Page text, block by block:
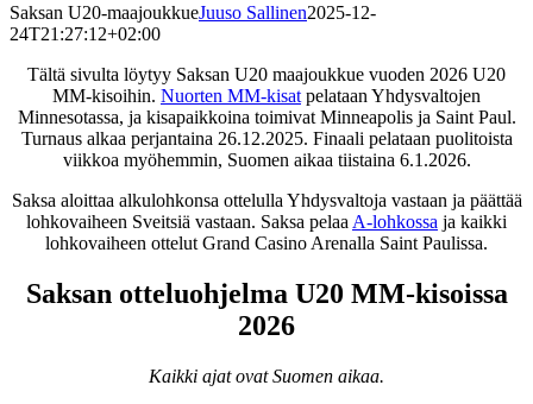
Saksan U20-maajoukkueJuuso Sallinen2025-12-
24T21:27:12+02:00
Tältä sivulta löytyy Saksan U20 maajoukkue vuoden 2026 U20
MM-kisoihin. Nuorten MM-kisat pelataan Yhdysvaltojen
Minnesotassa, ja kisapaikkoina toimivat Minneapolis ja Saint Paul.
Turnaus alkaa perjantaina 26.12.2025. Finaali pelataan puolitoista
viikkoa myöhemmin, Suomen aikaa tiistaina 6.1.2026.
Saksa aloittaa alkulohkonsa ottelulla Yhdysvaltoja vastaan ja päättää
lohkovaiheen Sveitsiä vastaan. Saksa pelaa A-lohkossa ja kaikki
lohkovaiheen ottelut Grand Casino Arenalla Saint Paulissa.
Saksan otteluohjelma U20 MM-kisoissa
2026
Kaikki ajat ovat Suomen aikaa.